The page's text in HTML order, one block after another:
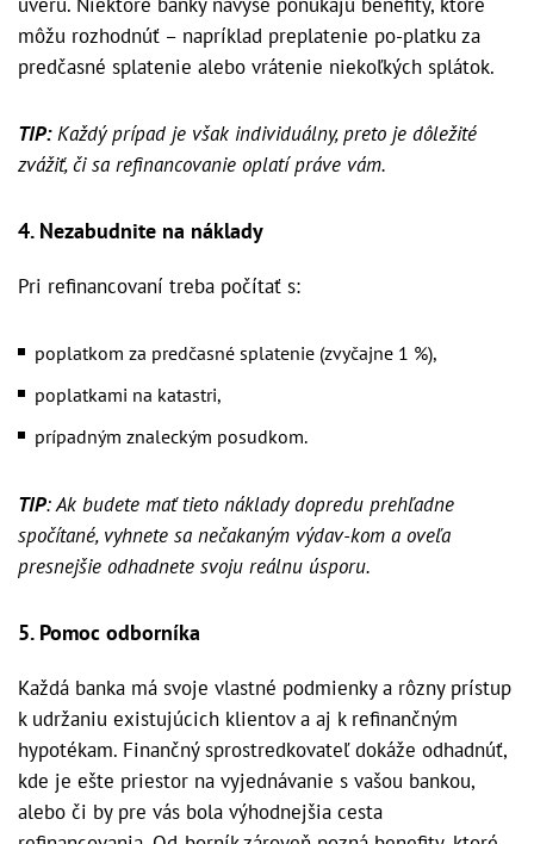
môžu rozhodnúť – napríklad preplatenie po-platku za
predčasné splatenie alebo vrátenie niekoľkých splátok.
TIP:Každý prípad je však individuálny, preto je dôležité
zvážiť, či sa refinancovanie oplatí práve vám.
4. Nezabudnite na náklady
Pri refinancovaní treba počítať s:
poplatkom za predčasné splatenie (zvyčajne 1 %),
poplatkami na katastri,
prípadným znaleckým posudkom.
TIP: Ak budete mať tieto náklady dopredu prehľadne
spočítané, vyhnete sa nečakaným výdav-kom a oveľa
presnejšie odhadnete svoju reálnu úsporu.
5. Pomoc odborníka
Každá banka má svoje vlastné podmienky a rôzny prístup
k udržaniu existujúcich klientov a aj k refinančným
hypotékam. Finančný sprostredkovateľ dokáže odhadnúť,
kde je ešte priestor na vyjednávanie s vašou bankou,
alebo či by pre vás bola výhodnejšia cesta